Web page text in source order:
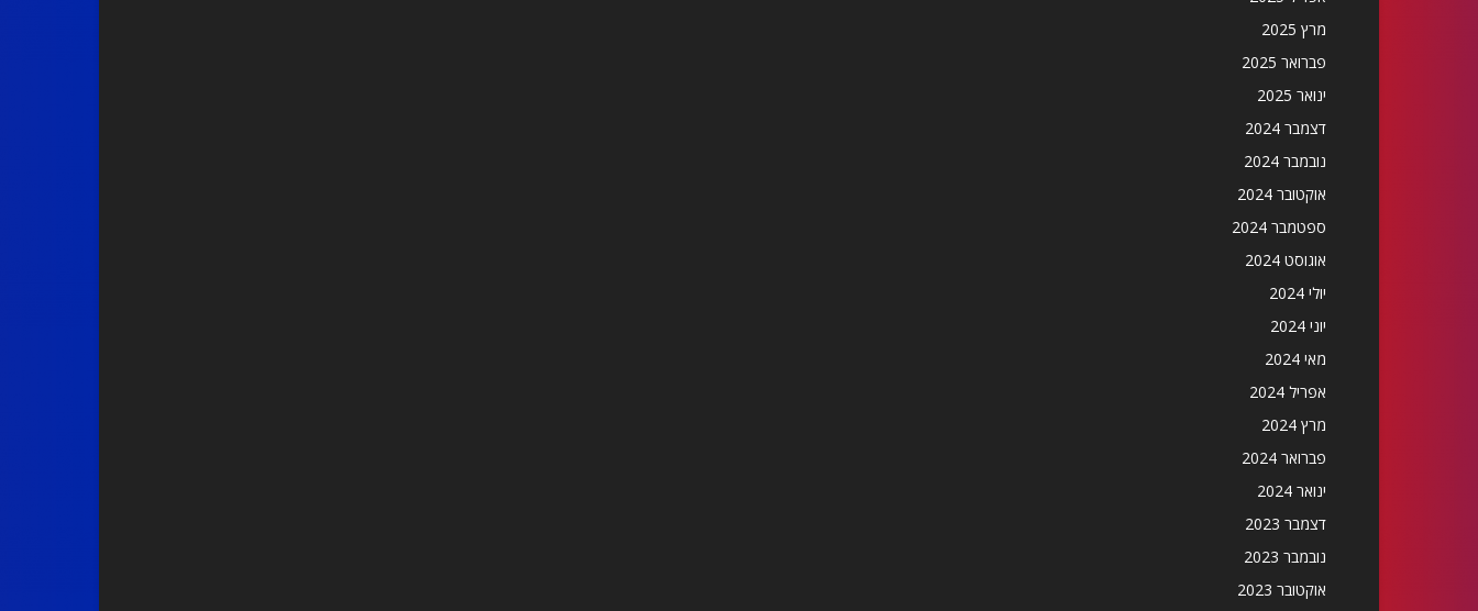
מרץ 2025
פברואר 2025
ינואר 2025
דצמבר 2024
נובמבר 2024
אוקטובר 2024
ספטמבר 2024
אוגוסט 2024
יולי 2024
יוני 2024
מאי 2024
אפריל 2024
מרץ 2024
פברואר 2024
ינואר 2024
דצמבר 2023
נובמבר 2023
אוקטובר 2023